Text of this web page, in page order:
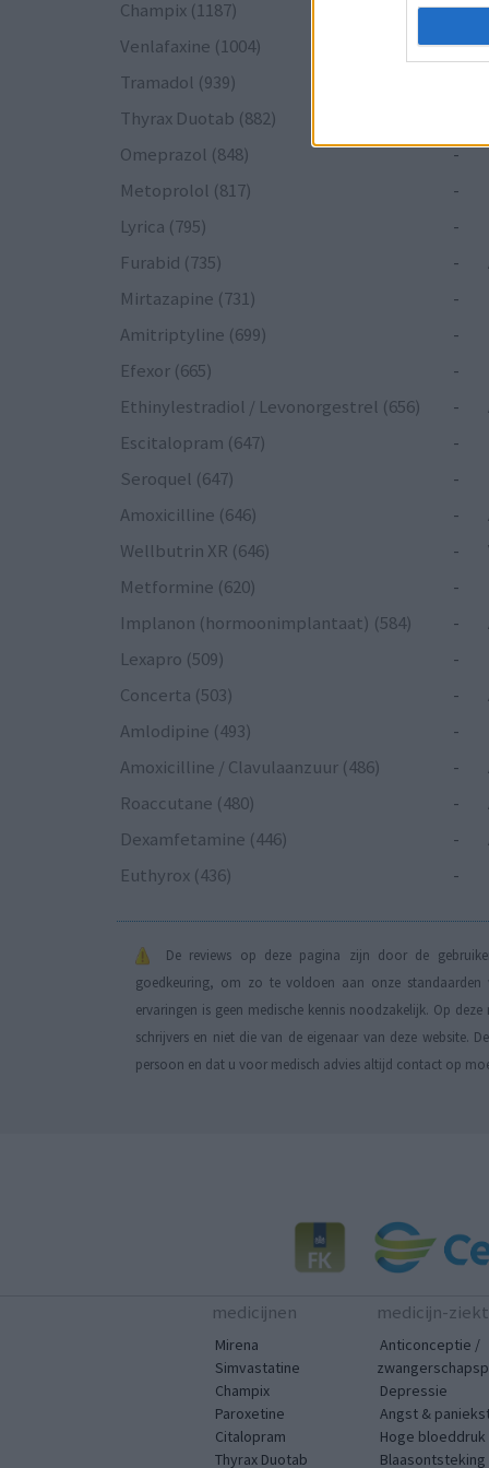
Champix (1187)
-
Venlafaxine (1004)
-
Tramadol (939)
Thyrax Duotab (882)
Omeprazol (848)
-
Metoprolol (817)
-
Lyrica (795)
-
Furabid (735)
-
Mirtazapine (731)
-
Amitriptyline (699)
-
Efexor (665)
-
Ethinylestradiol / Levonorgestrel (656)
-
Escitalopram (647)
-
Seroquel (647)
-
Amoxicilline (646)
-
Wellbutrin XR (646)
-
Metformine (620)
-
Implanon (hormoonimplantaat) (584)
-
Lexapro (509)
-
Concerta (503)
-
Amlodipine (493)
-
Amoxicilline / Clavulaanzuur (486)
-
Roaccutane (480)
-
Dexamfetamine (446)
-
Euthyrox (436)
-
De reviews op deze pagina zijn door de
goedkeuring, om zo te voldoen aan onze
ervaringen is geen medische kennis noodzakelijk. Op
schrijvers en niet die van de eigenaar van deze website.
persoon en dat u voor medisch advies altijd contact op
medicijnen
Mirena
Simvastatine
Champix
Paroxetine
Citalopram
Thyrax Duotab
medicijn-
Anticonceptie /
Depressie
Angst &
Hoge bloeddruk
Blaasontsteking